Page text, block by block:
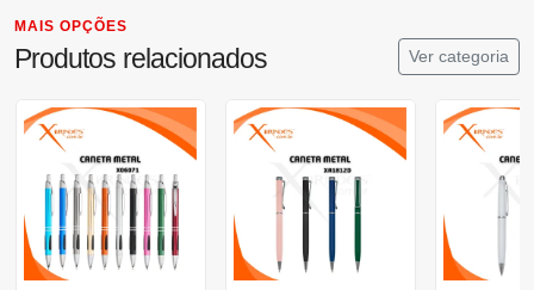
MAIS OPÇÕES
Produtos relacionados Ver categoria